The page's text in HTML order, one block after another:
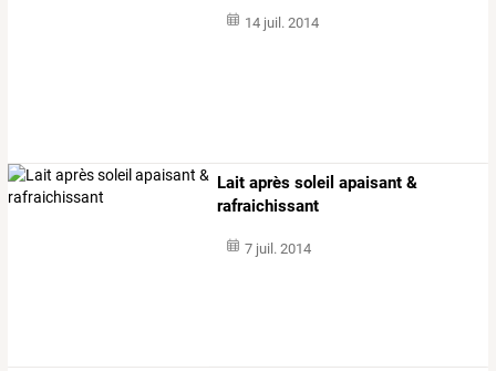
14 juil. 2014
Lait après soleil apaisant &
rafraichissant
7 juil. 2014